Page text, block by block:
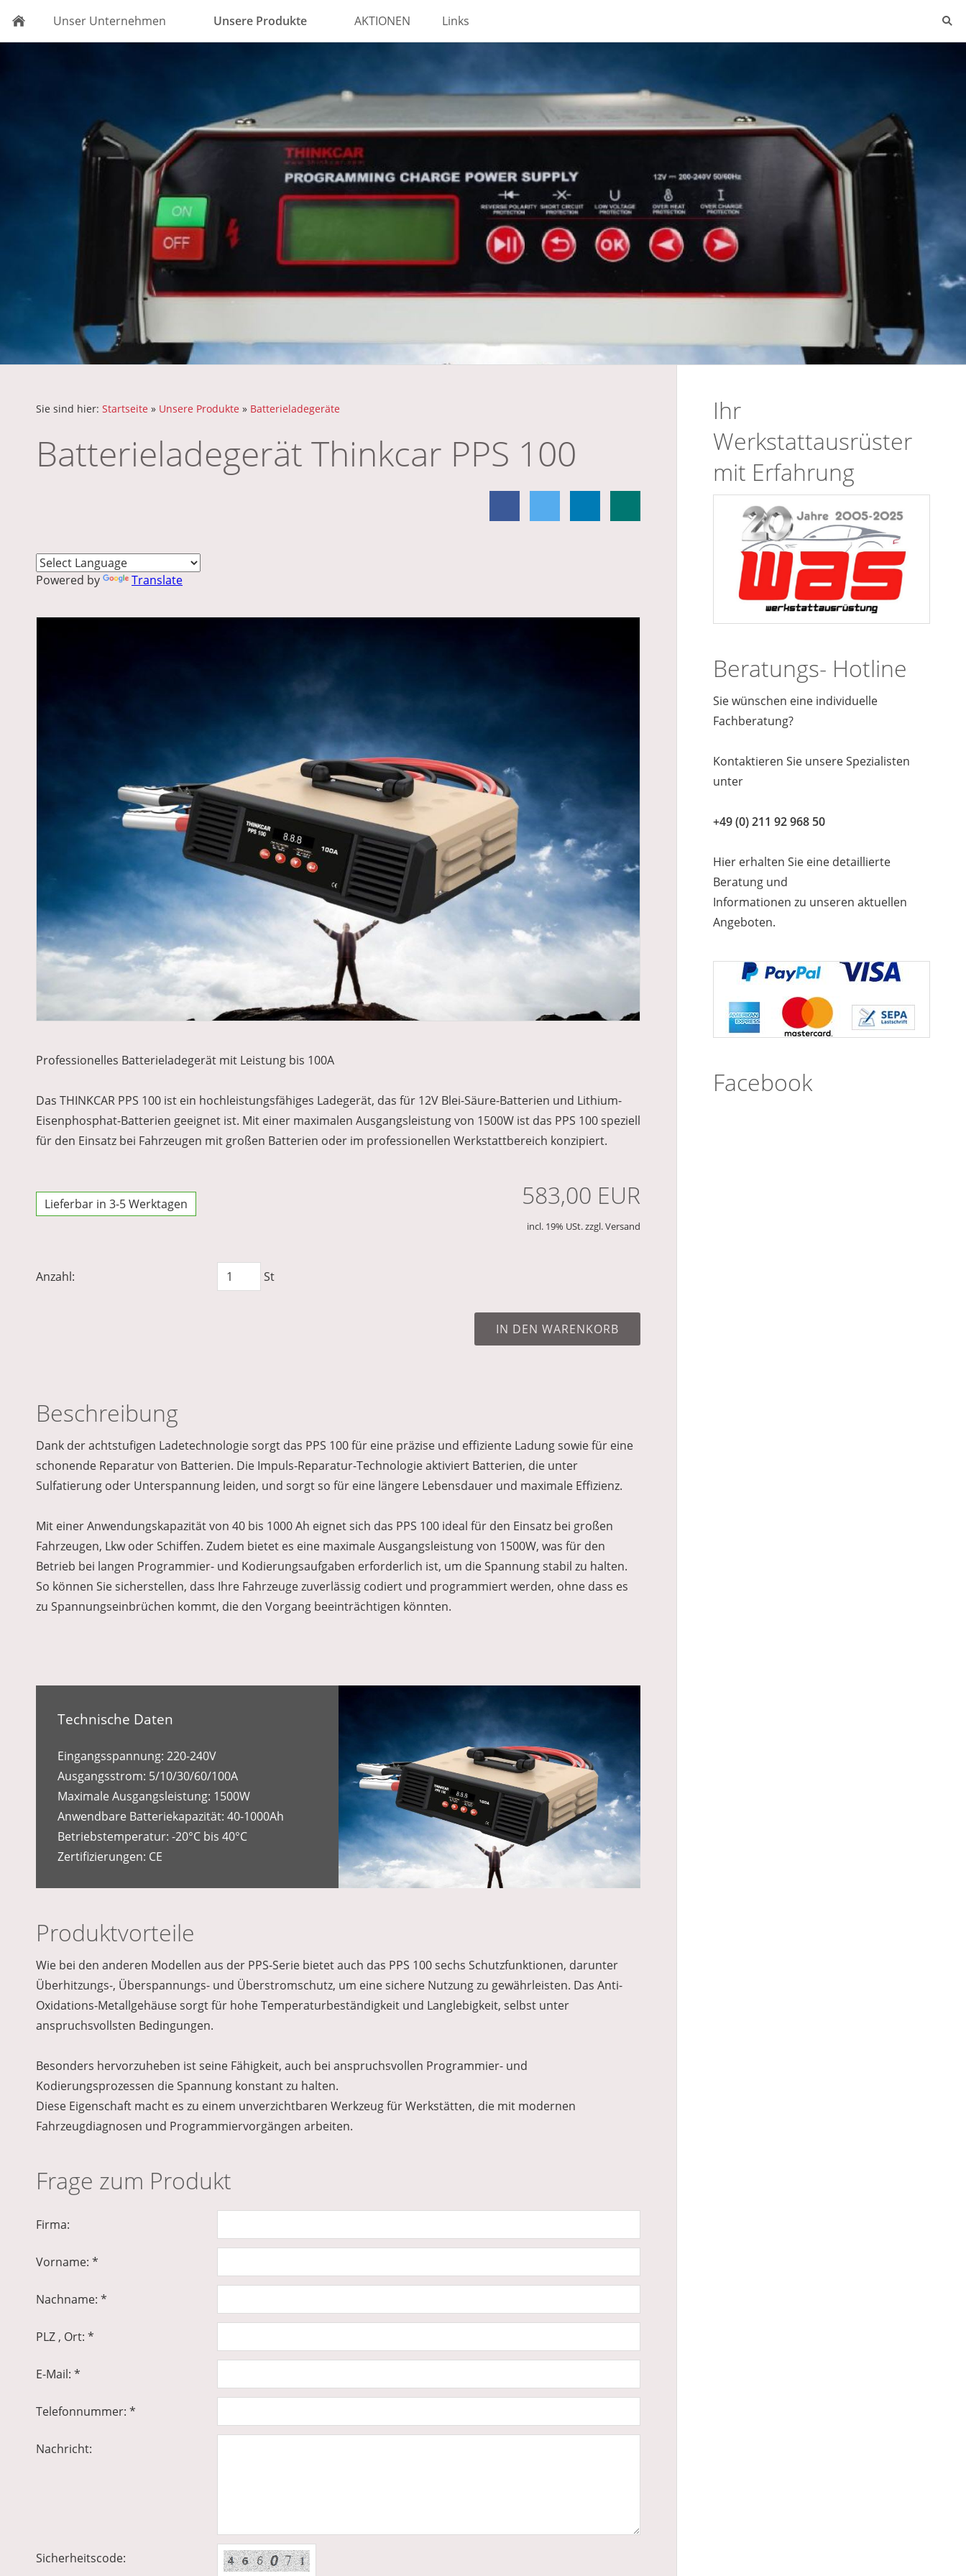
Unser Unternehmen Unsere Produkte AKTIONEN Links
Sie sind hier: Startseite » Unsere Produkte » Batterieladegeräte
Batterieladegerät Thinkcar PPS 100
Powered by Translate
Professionelles Batterieladegerät mit Leistung bis 100A
Das THINKCAR PPS 100 ist ein hochleistungsfähiges Ladegerät, das für 12V Blei-Säure-Batterien und Lithium-
Eisenphosphat-Batterien geeignet ist. Mit einer maximalen Ausgangsleistung von 1500W ist das PPS 100 speziell
für den Einsatz bei Fahrzeugen mit großen Batterien oder im professionellen Werkstattbereich konzipiert.
Lieferbar in 3-5 Werktagen 583,00 EUR
incl. 19% USt. zzgl. Versand
Anzahl: St
IN DEN WARENKORB
Beschreibung
Dank der achtstufigen Ladetechnologie sorgt das PPS 100 für eine präzise und effiziente Ladung sowie für eine
schonende Reparatur von Batterien. Die Impuls-Reparatur-Technologie aktiviert Batterien, die unter
Sulfatierung oder Unterspannung leiden, und sorgt so für eine längere Lebensdauer und maximale Effizienz.
Mit einer Anwendungskapazität von 40 bis 1000 Ah eignet sich das PPS 100 ideal für den Einsatz bei großen
Fahrzeugen, Lkw oder Schiffen. Zudem bietet es eine maximale Ausgangsleistung von 1500W, was für den
Betrieb bei langen Programmier- und Kodierungsaufgaben erforderlich ist, um die Spannung stabil zu halten.
So können Sie sicherstellen, dass Ihre Fahrzeuge zuverlässig codiert und programmiert werden, ohne dass es
zu Spannungseinbrüchen kommt, die den Vorgang beeinträchtigen könnten.
Technische Daten
Eingangsspannung: 220-240V
Ausgangsstrom: 5/10/30/60/100A
Maximale Ausgangsleistung: 1500W
Anwendbare Batteriekapazität: 40-1000Ah
Betriebstemperatur: -20°C bis 40°C
Zertifizierungen: CE
Produktvorteile
Wie bei den anderen Modellen aus der PPS-Serie bietet auch das PPS 100 sechs Schutzfunktionen, darunter
Überhitzungs-, Überspannungs- und Überstromschutz, um eine sichere Nutzung zu gewährleisten. Das Anti-
Oxidations-Metallgehäuse sorgt für hohe Temperaturbeständigkeit und Langlebigkeit, selbst unter
anspruchsvollsten Bedingungen.
Besonders hervorzuheben ist seine Fähigkeit, auch bei anspruchsvollen Programmier- und
Kodierungsprozessen die Spannung konstant zu halten.
Diese Eigenschaft macht es zu einem unverzichtbaren Werkzeug für Werkstätten, die mit modernen
Fahrzeugdiagnosen und Programmiervorgängen arbeiten.
Frage zum Produkt
Firma:
Vorname: *
Nachname: *
PLZ , Ort: *
E-Mail: *
Telefonnummer: *
Nachricht:
Sicherheitscode:
Ihr
Werkstattausrüster
mit Erfahrung
Beratungs- Hotline
Sie wünschen eine individuelle
Fachberatung?
Kontaktieren Sie unsere Spezialisten
unter
+49 (0) 211 92 968 50
Hier erhalten Sie eine detaillierte
Beratung und
Informationen zu unseren aktuellen
Angeboten.
Facebook